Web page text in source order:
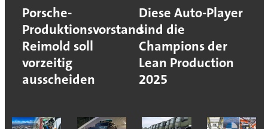
Porsche-
Produktionsvorstand
Reimold soll
vorzeitig
ausscheiden
Diese Auto-Player
sind die
Champions der
Lean Production
2025